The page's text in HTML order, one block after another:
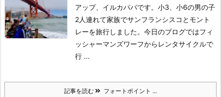
アップ、イルカパパです。小3、小6の男の子
2人連れて家族でサンフランシスコとモント
レーを旅行しました。 今日のブログではフィ
ッシャーマンズワーフからレンタサイクルで
行 ...
記事を読む フォートポイント ...